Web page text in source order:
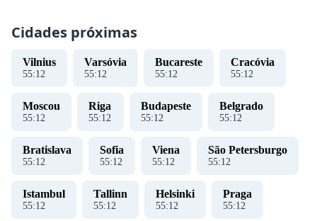
Cidades próximas
Vilnius
55:12
Varsóvia
55:12
Bucareste
55:12
Cracóvia
55:12
Moscou
55:12
Riga
55:12
Budapeste
55:12
Belgrado
55:12
Bratislava
55:12
Sofia
55:12
Viena
55:12
São Petersburgo
55:12
Istambul
55:12
Tallinn
55:12
Helsinki
55:12
Praga
55:12